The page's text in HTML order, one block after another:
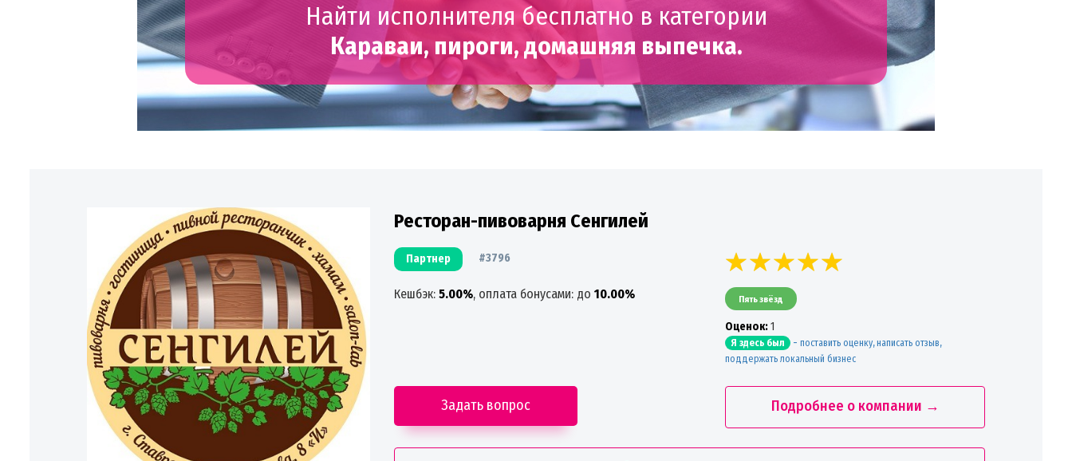
Найти исполнителя бесплатно в категории
Караваи, пироги, домашняя выпечка.
Ресторан-пивоварня Сенгилей
Партнер #3796
Кешбэк:5.00%, оплата бонусами: до10.00% Пять звёзд
Oценок:1
Я здесь был -поставить оценку, написать отзыв,
поддержать локальный бизнес
Задать вопрос Подробнее о компании →